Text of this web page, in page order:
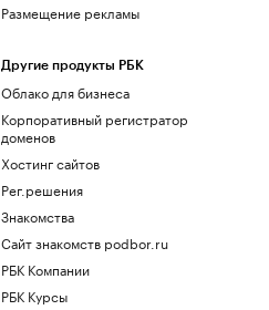
Размещение рекламы
Другие продукты РБК
Облако для бизнеса
Корпоративный регистратор
доменов
Хостинг сайтов
Рег.решения
Знакомства
Сайт знакомств podbor.ru
РБК Компании
РБК Курсы